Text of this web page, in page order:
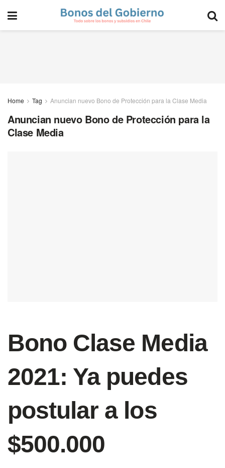
Home Tag Anuncian nuevo Bono de Protección para la Clase Media
Anuncian nuevo Bono de Protección para la
Clase Media
Bono Clase Media
2021: Ya puedes
postular a los
$500.000